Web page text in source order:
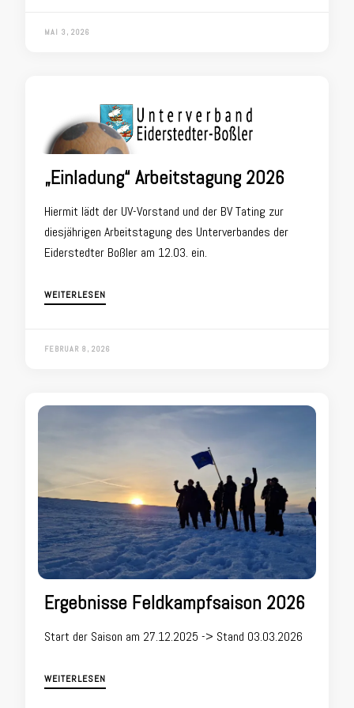
MAI 3, 2026
„Einladung“ Arbeitstagung 2026
Hiermit lädt der UV-Vorstand und der BV Tating zur
diesjährigen Arbeitstagung des Unterverbandes der
Eiderstedter Boßler am 12.03. ein.
WEITERLESEN
FEBRUAR 8, 2026
Ergebnisse Feldkampfsaison 2026
Start der Saison am 27.12.2025 -> Stand 03.03.2026
WEITERLESEN